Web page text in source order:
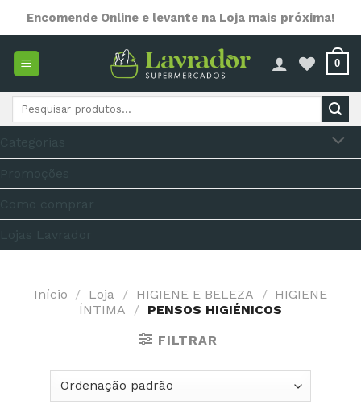
content
Encomende Online e levante na Loja mais próxima!
0
Pesquisar
Início / Loja / HIGIENE E BELEZA / HIGIENE
ÍNTIMA
/ PENSOS HIGIÉNICOS
FILTRAR